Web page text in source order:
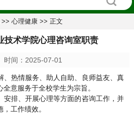
心理健康>> 正文
技术学院心理咨询室职责
时间：2025-07-01
、热情服务、助人自助、良师益友、真
意服务于全校学生为宗旨。
安排、开展心理等方面的咨询工作，并
工作绩效。